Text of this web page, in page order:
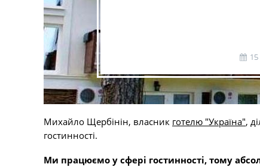
Михайло Щербінін, власник готелю "Україна",
гостинності.
Ми працюємо у сфері гостинності, тому